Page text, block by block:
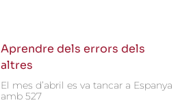
Aprendre dels errors dels
altres
El mes d’abril es va tancar a Espanya
amb 527